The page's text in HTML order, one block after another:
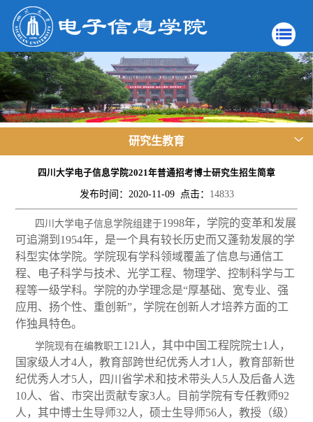
研究生教育
四川大学电子信息学院2021年普通招考博士研究生招生简章
发布时间：2020-11-09 点击： 14833
四川大学电子信息学院组建于1998年，学院的变革和发展
可追溯到1954年，是一个具有较长历史而又蓬勃发展的学
科型实体学院。学院现有学科领域覆盖了信息与通信工
程、电子科学与技术、光学工程、物理学、控制科学与工
程等一级学科。学院的办学理念是“厚基础、宽专业、强
应用、扬个性、重创新”，学院在创新人才培养方面的工
作独具特色。
学院现有在编教职工121人，其中中国工程院院士1人，
国家级人才4人，教育部跨世纪优秀人才1人，教育部新世
纪优秀人才5人，四川省学术和技术带头人5人及后备人选
10人、省、市突出贡献专家3人。目前学院有专任教师92
人，其中博士生导师32人，硕士生导师56人，教授（级）